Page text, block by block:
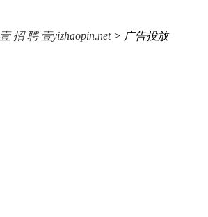
壹 招 聘 壹yizhaopin.net> 广告投放